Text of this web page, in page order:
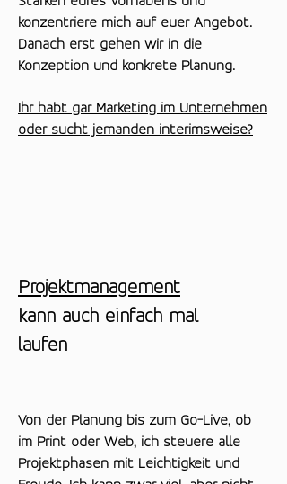
konzentriere mich auf euer Angebot.
Danach erst gehen wir in die
Konzeption und konkrete Planung.
Ihr habt gar Marketing im Unternehmen
oder sucht jemanden interimsweise?
Projektmanagement
kann auch einfach mal
laufen
Von der Planung bis zum Go-Live, ob
im Print oder Web, ich steuere alle
Projektphasen mit Leichtigkeit und